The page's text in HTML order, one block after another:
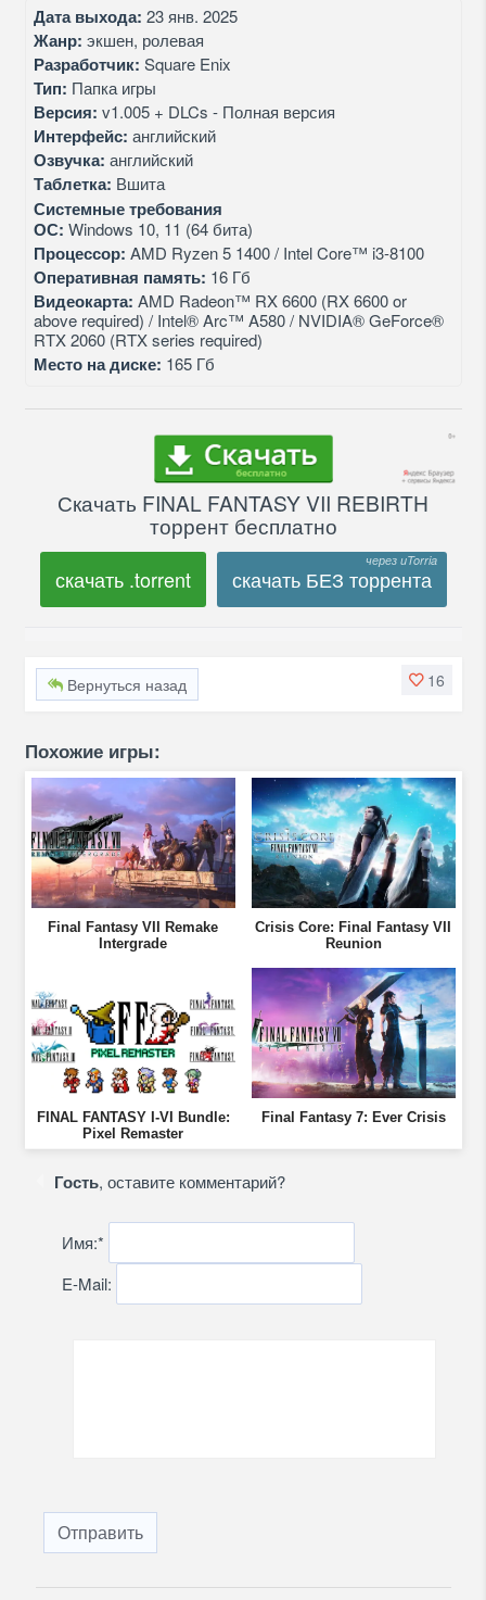
Дата выхода: 23 янв. 2025
Жанр: экшен, ролевая
Разработчик: Square Enix
Тип: Папка игры
Версия: v1.005 + DLCs - Полная версия
Интерфейс: английский
Озвучка: английский
Таблетка: Вшита
Системные требования
ОС: Windows 10, 11 (64 бита)
Процессор: AMD Ryzen 5 1400 / Intel Core™ i3-8100
Оперативная память: 16 Гб
Видеокарта: AMD Radeon™ RX 6600 (RX 6600 or
above required) / Intel® Arc™ A580 / NVIDIA® GeForce®
RTX 2060 (RTX series required)
Место на диске: 165 Гб
Скачать FINAL FANTASY VII REBIRTH
торрент бесплатно
скачать .torrent скачать БЕЗ торрента
16
Вернуться назад
Похожие игры:
Final Fantasy VII Remake
Intergrade
Crisis Core: Final Fantasy VII
Reunion
FINAL FANTASY I-VI Bundle:
Pixel Remaster
Final Fantasy 7: Ever Crisis
Гость, оставите комментарий?
Имя:*
E-Mail:
Отправить